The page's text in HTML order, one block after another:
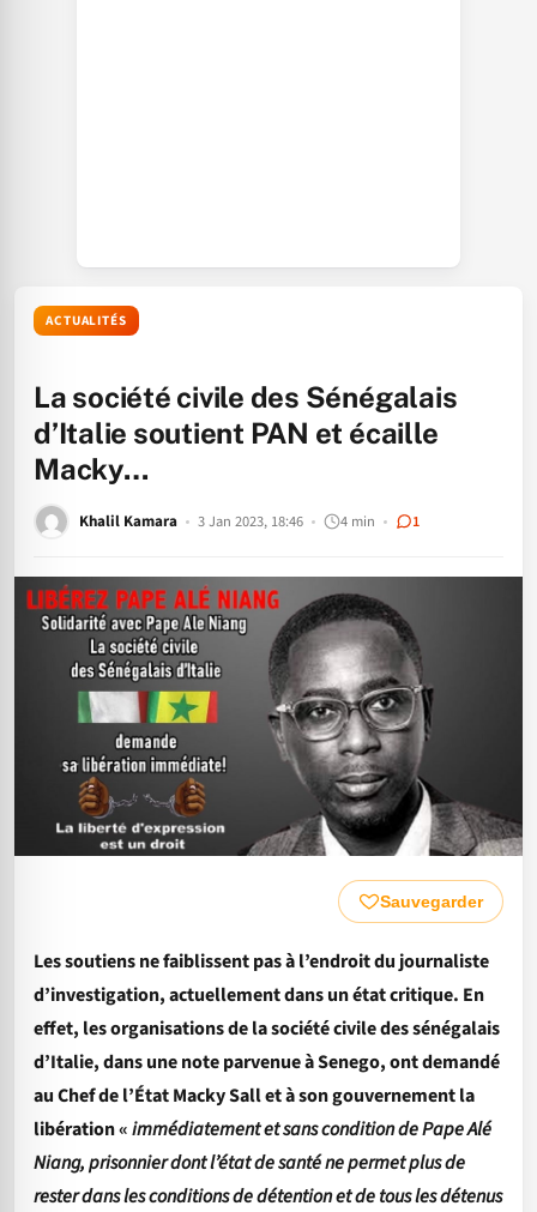
ACTUALITÉS
La société civile des Sénégalais
d’Italie soutient PAN et écaille
Macky…
Khalil Kamara 3 Jan 2023, 18:46 4 min 1
Sauvegarder
Les soutiens ne faiblissent pas à l’endroit du journaliste
d’investigation, actuellement dans un état critique. En
effet, les organisations de la société civile des sénégalais
d’Italie, dans une note parvenue à Senego, ont demandé
au Chef de l’État Macky Sall et à son gouvernement la
libération «immédiatement et sans condition de Pape Alé
Niang, prisonnier dont l’état de santé ne permet plus de
rester dans les conditions de détention et de tous les détenus